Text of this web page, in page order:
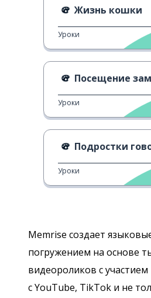
Memrise создает
погружением на основе
видеороликов с
с YouTube, TikTok и не
Жизнь кошки
Уроки
Посещение
Уроки
Подростки говорят
Уроки